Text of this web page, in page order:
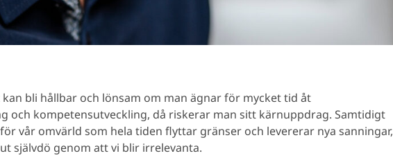
bli hållbar och lönsam om man ägnar för mycket tid åt
och kompetensutveckling, då riskerar man sitt kärnuppdrag. Samtidigt
vår omvärld som hela tiden flyttar gränser och levererar nya sanningar,
självdö genom att vi blir irrelevanta.